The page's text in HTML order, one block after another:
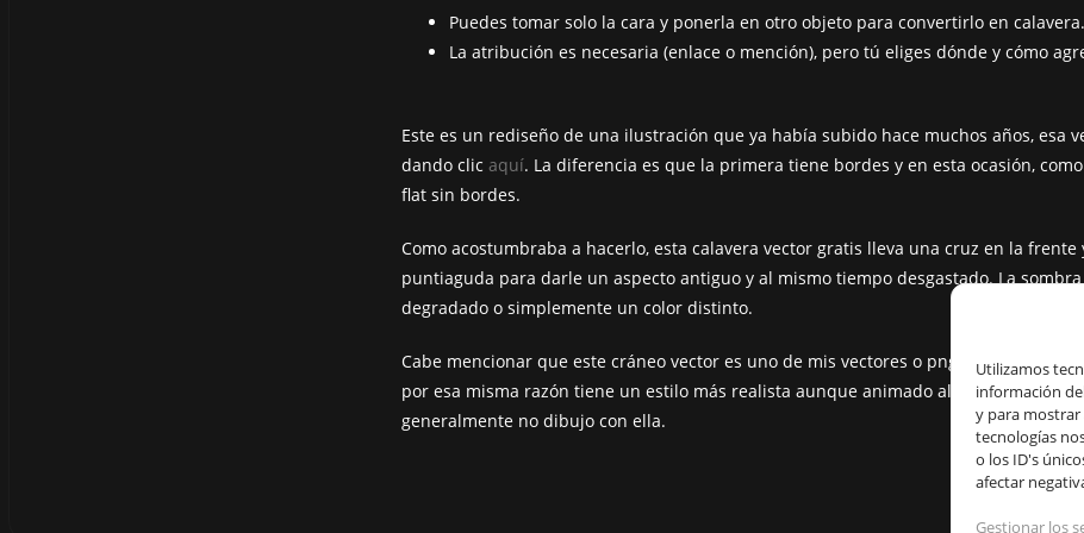
Utilizamos
información
y para mostrar
tecnologías
o los ID's
afectar
Gestionar los
Puedes tomar solo la cara y ponerla en otro objeto para convertirlo en calavera.
La atribución es necesaria (enlace o mención), pero tú eliges dónde y cómo
Este es un rediseño de una ilustración que ya había subido hace muchos años, esa
dando clicaquí. La diferencia es que la primera tiene bordes y en esta ocasión,
flat sin bordes.
Como acostumbraba a hacerlo, esta calavera vector gratis lleva una cruz en la
puntiaguda para darle un aspecto antiguo y al mismo tiempo desgastado. La
degradado o simplemente un color distinto.
Cabe mencionar que este cráneo vector es uno de mis vectores o png’s favoritos ya
por esa misma razón tiene un estilo más realista aunque animado al mismo
generalmente no dibujo con ella.